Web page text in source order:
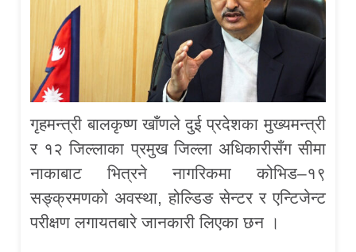
गृहमन्त्री बालकृष्ण खाँणले दुई प्रदेशका मुख्यमन्त्री
र १२ जिल्लाका प्रमुख जिल्ला अधिकारीसँग सीमा
नाकाबाट भित्रने नागरिकमा कोभिड–१९
सङ्क्रमणको अवस्था, होल्डिङ सेन्टर र एन्टिजेन्ट
परीक्षण लगायतबारे जानकारी लिएका छन ।